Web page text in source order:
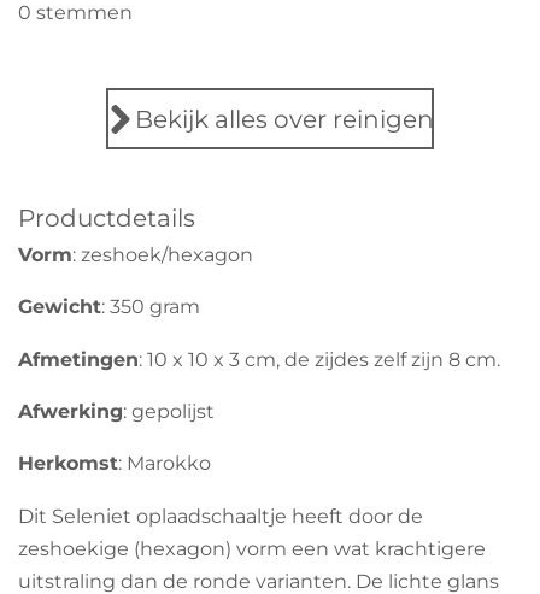
s
t
r
r
n
e
n
e
r
r
n
e
r
r
n
e
r
r
n
n
0 stemmen
Bekijk alles over reinigen
Productdetails
Vorm: zeshoek/hexagon
Gewicht: 350 gram
Afmetingen: 10 x 10 x 3 cm, de zijdes zelf zijn 8 cm.
Afwerking: gepolijst
Herkomst: Marokko
Dit Seleniet oplaadschaaltje heeft door de
zeshoekige (hexagon) vorm een wat krachtigere
uitstraling dan de ronde varianten. De lichte glans